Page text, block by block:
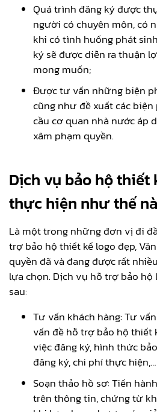
Quá trình đăng ký được
người có chuyên môn, có
khi có tình huống phát
ký sẽ được diễn ra thuận
mong muốn;
Được tư vấn những biện
cũng như đề xuất các
cầu cơ quan nhà nước áp
xâm phạm quyền.
Dịch vụ bảo hộ thiết
thực hiện như thế
Là một trong những đơn vị đi
trợ bảo hộ thiết kế logo đẹp,
quyền đã và đang được rất
lựa chọn. Dịch vụ hỗ trợ bảo
sau:
Tư vấn khách hàng: Tư
vấn đề hỗ trợ bảo hộ
việc đăng ký, hình thức
đăng ký, chi phí thực hiện,…
Soạn thảo hồ sơ: Tiến
trên thông tin, chứng từ